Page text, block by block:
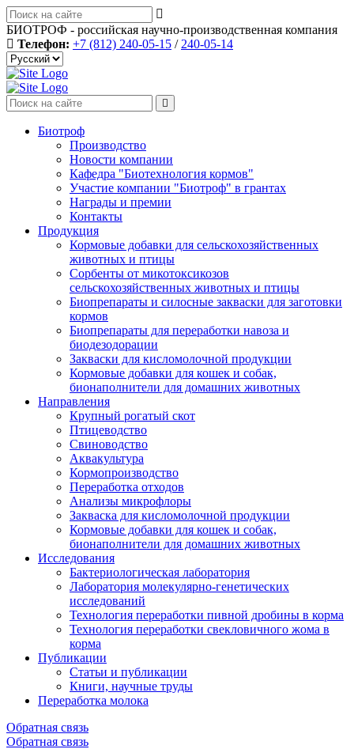
БИОТРОФ - российская научно-производственная компания
Телефон: +7 (812) 240-05-15 / 240-05-14
Биотроф
Производство
Новости компании
Кафедра "Биотехнология кормов"
Участие компании "Биотроф" в грантах
Награды и премии
Контакты
Продукция
Кормовые добавки для сельскохозяйственных
животных и птицы
Сорбенты от микотоксикозов
сельскохозяйственных животных и птицы
Биопрепараты и силосные закваски для заготовки
кормов
Биопрепараты для переработки навоза и
биодезодорации
Закваски для кисломолочной продукции
Кормовые добавки для кошек и собак,
бионаполнители для домашних животных
Направления
Крупный рогатый скот
Птицеводство
Свиноводство
Аквакультура
Кормопроизводство
Переработка отходов
Анализы микрофлоры
Закваска для кисломолочной продукции
Кормовые добавки для кошек и собак,
бионаполнители для домашних животных
Исследования
Бактериологическая лаборатория
Лаборатория молекулярно-генетических
исследований
Технология переработки пивной дробины в корма
Технология переработки свекловичного жома в
корма
Публикации
Статьи и публикации
Книги, научные труды
Переработка молока
Обратная связь
Обратная связь